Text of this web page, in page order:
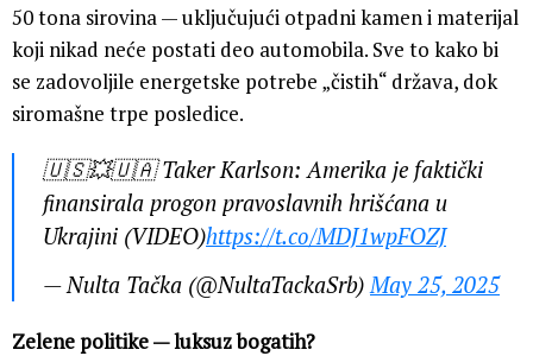
50 tona sirovina — uključujući otpadni kamen i materijal
koji nikad neće postati deo automobila. Sve to kako bi
se zadovoljile energetske potrebe „čistih“ država, dok
siromašne trpe posledice.
🇺🇸💥🇺🇦 Taker Karlson: Amerika je faktički
finansirala progon pravoslavnih hrišćana u
Ukrajini (VIDEO)https://t.co/MDJ1wpFOZJ
— Nulta Tačka (@NultaTackaSrb)May 25, 2025
Zelene politike — luksuz bogatih?